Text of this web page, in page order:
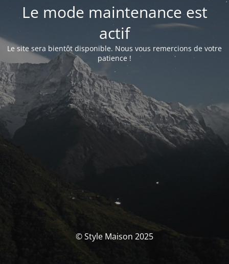
Le mode maintenance est
actif
Le site sera bientôt disponible. Nous vous remercions de votre
patience !
© Style Maison 2025